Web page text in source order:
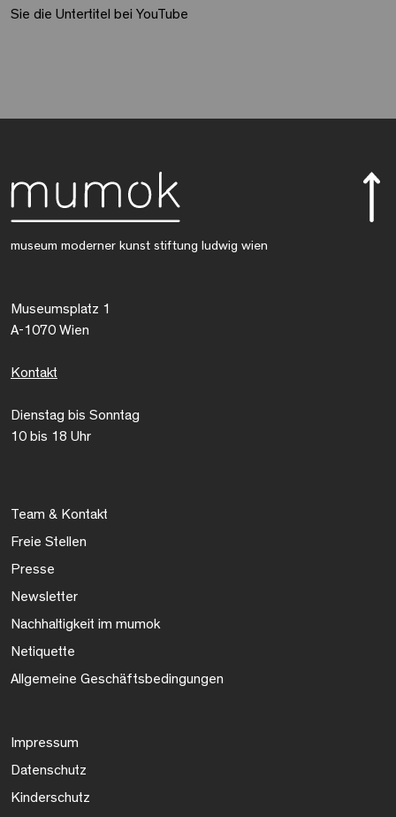
Sie die Untertitel bei YouTube
museum moderner kunst stiftung ludwig wien
Museumsplatz 1
A-1070 Wien
Kontakt
Dienstag bis Sonntag
10 bis 18 Uhr
Team & Kontakt
Freie Stellen
Presse
Newsletter
Nachhaltigkeit im mumok
Netiquette
Allgemeine Geschäftsbedingungen
Impressum
Datenschutz
Kinderschutz